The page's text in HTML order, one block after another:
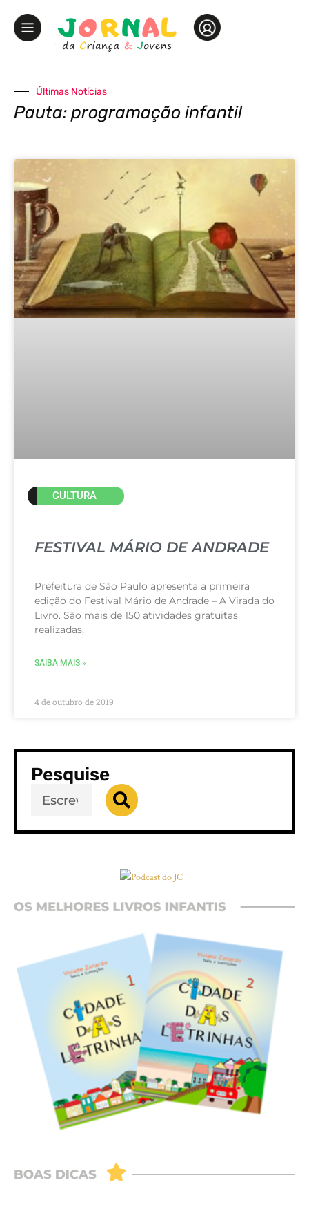
Últimas Notícias
Pauta: programação infantil
CULTURA
FESTIVAL MÁRIO DE ANDRADE
Prefeitura de São Paulo apresenta a primeira
edição do Festival Mário de Andrade – A Virada do
Livro. São mais de 150 atividades gratuitas
realizadas,
SAIBA MAIS »
4 de outubro de 2019
Pesquise